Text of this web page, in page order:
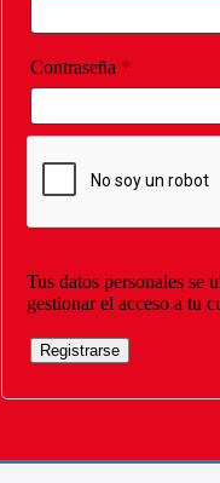
Contraseña *Obligatorio
Tus datos personales se
gestionar el acceso a tu
Registrarse